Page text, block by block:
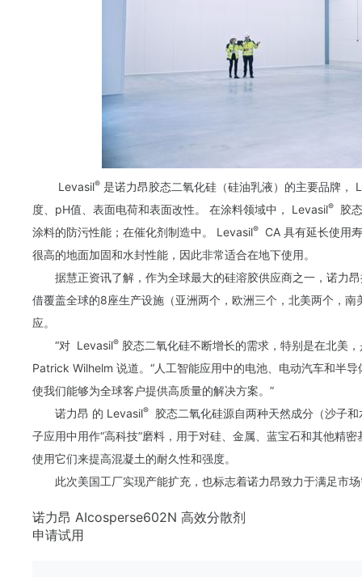
Levasil® 是诺力昂胶态二氧化硅（硅油乳液）的主要品牌，
度、pH值、表面电荷和表面改性。 在涂料领域中，
Levasil®
胶
涂料的防污性能；在催化剂制造中。
Levasil®
CA 具有延长使用
很高的地面加固和水封性能，因此非常适合在地下使用。
据慧正资讯了解，作为全球最大的硅溶胶供应商之一，诺力
借覆盖全球的8座生产设施（亚洲两个，欧洲三个，北美两个，
应。
“对 Levasil® 胶态二氧化硅不断增长的需求，特别是在北美
Patrick Wilhelm 说道。“人工智能应用中的电池、电动汽车和半
使我们能够为全球客户提供高质量的解决方案。”
诺力昂 的 Levasil®
胶态二氧化硅源自两种天然成分（沙子
子应用中用作“高科技”磨料，用于对硅、金属、蓝宝石和其他精
使用它们来提高混凝土的耐久性和强度。
此次美国工厂实现产能扩充，也标志着诺力昂致力于满足市
诺力昂 AIcosperse602N 高效分散剂
申请试用